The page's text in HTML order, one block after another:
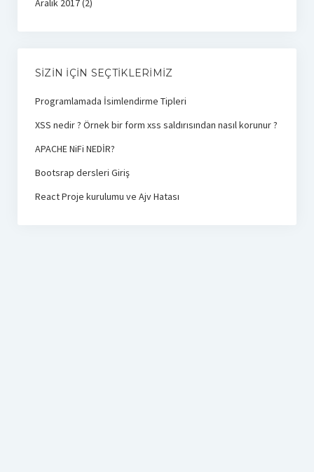
Aralık 2017(2)
SIZIN İÇIN SEÇTIKLERIMIZ
Programlamada İsimlendirme Tipleri
XSS nedir ? Örnek bir form xss saldırısından nasıl korunur ?
APACHE NiFi NEDİR?
Bootsrap dersleri Giriş
React Proje kurulumu ve Ajv Hatası